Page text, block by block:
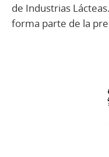
de Industrias
forma parte de la